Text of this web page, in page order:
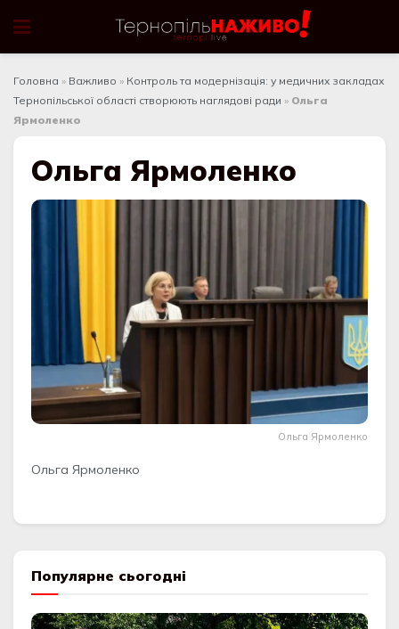
Головна » Важливо » Контроль та модернізація: у медичних закладах
Тернопільської області створюють наглядові ради » Ольга
Ярмоленко
Ольга Ярмоленко
Ольга Ярмоленко
Ольга Ярмоленко
Популярне сьогодні